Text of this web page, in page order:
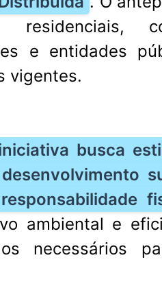
residenciais,
e entidades
vigentes.
busca
ambiental e
necessários